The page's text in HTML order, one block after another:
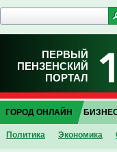
ПЕРВЫЙ
ПЕНЗЕНСКИЙ
ПОРТАЛ
ГОРОД ОНЛАЙН
Политика Экономика